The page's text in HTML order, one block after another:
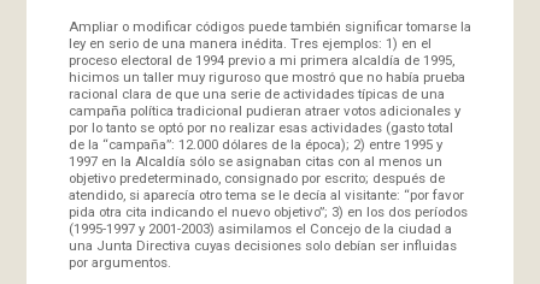
Ampliar o modificar códigos puede también significar tomarse la
ley en serio de una manera inédita. Tres ejemplos: 1) en el
proceso electoral de 1994 previo a mi primera alcaldía de 1995,
hicimos un taller muy riguroso que mostró que no había prueba
racional clara de que una serie de actividades típicas de una
campaña política tradicional pudieran atraer votos adicionales y
por lo tanto se optó por no realizar esas actividades (gasto total
de la “campaña”: 12.000 dólares de la época); 2) entre 1995 y
1997 en la Alcaldía sólo se asignaban citas con al menos un
objetivo predeterminado, consignado por escrito; después de
atendido, si aparecía otro tema se le decía al visitante: “por favor
pida otra cita indicando el nuevo objetivo”; 3) en los dos períodos
(1995-1997 y 2001-2003) asimilamos el Concejo de la ciudad a
una Junta Directiva cuyas decisiones solo debían ser influidas
por argumentos.